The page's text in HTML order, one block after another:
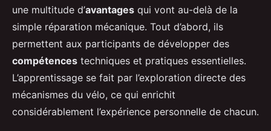
une multitude d’avantages qui vont au-delà de la
simple réparation mécanique. Tout d’abord, ils
permettent aux participants de développer des
compétences techniques et pratiques essentielles.
L’apprentissage se fait par l’exploration directe des
mécanismes du vélo, ce qui enrichit
considérablement l’expérience personnelle de chacun.